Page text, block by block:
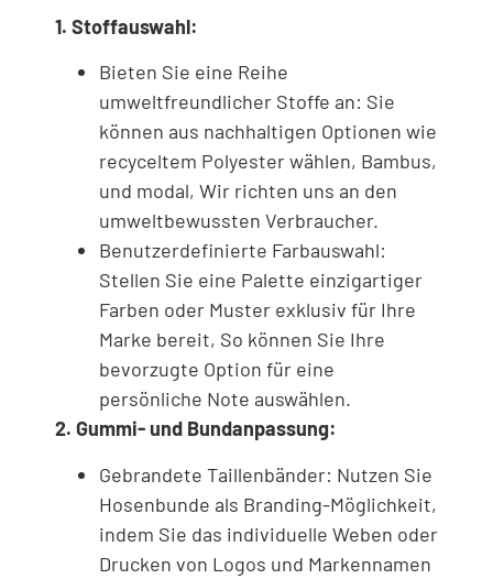
1. Stoffauswahl:
Bieten Sie eine Reihe
umweltfreundlicher Stoffe an: Sie
können aus nachhaltigen Optionen wie
recyceltem Polyester wählen, Bambus,
und modal, Wir richten uns an den
umweltbewussten Verbraucher.
Benutzerdefinierte Farbauswahl:
Stellen Sie eine Palette einzigartiger
Farben oder Muster exklusiv für Ihre
Marke bereit, So können Sie Ihre
bevorzugte Option für eine
persönliche Note auswählen.
2. Gummi- und Bundanpassung:
Gebrandete Taillenbänder: Nutzen Sie
Hosenbunde als Branding-Möglichkeit,
indem Sie das individuelle Weben oder
Drucken von Logos und Markennamen